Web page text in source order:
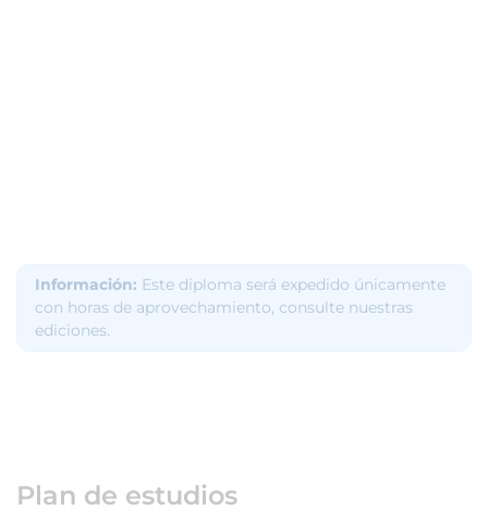
Información: Este diploma será expedido únicamente
con horas de aprovechamiento, consulte nuestras
ediciones.
Plan de estudios